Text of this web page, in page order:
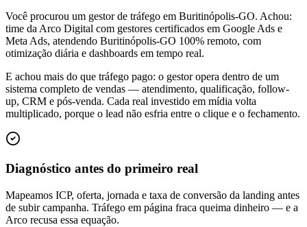
Você procurou um gestor de tráfego em Buritinópolis-GO. Achou:
time da Arco Digital com gestores certificados em Google Ads e
Meta Ads, atendendo Buritinópolis-GO 100% remoto, com
otimização diária e dashboards em tempo real.
E achou mais do que tráfego pago: o gestor opera dentro de um
sistema completo de vendas — atendimento, qualificação, follow-
up, CRM e pós-venda. Cada real investido em mídia volta
multiplicado, porque o lead não esfria entre o clique e o fechamento.
Diagnóstico antes do primeiro real
Mapeamos ICP, oferta, jornada e taxa de conversão da landing antes
de subir campanha. Tráfego em página fraca queima dinheiro — e a
Arco recusa essa equação.